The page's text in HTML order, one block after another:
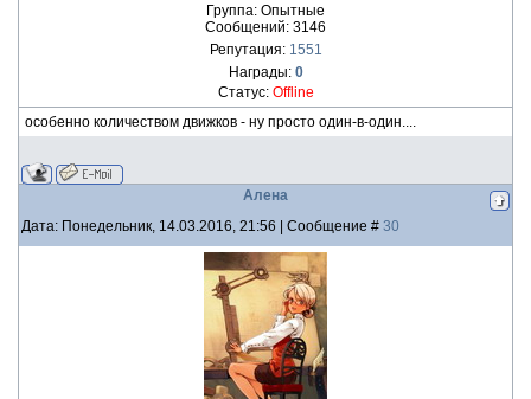
Группа: Опытные
Сообщений: 3146
Репутация: 1551
Награды: 0
Статус: Offline
особенно количеством движков - ну просто один-в-один....
Алена
Дата: Понедельник, 14.03.2016, 21:56 | Сообщение # 30